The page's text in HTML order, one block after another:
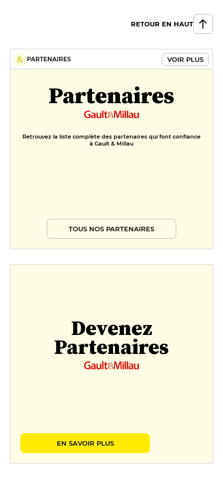
RETOUR EN HAUT
PARTENAIRES VOIR PLUS
Partenaires
Retrouvez la liste complète des partenaires qui font confiance
à Gault & Millau
TOUS NOS PARTENAIRES
Devenez
Partenaires
EN SAVOIR PLUS